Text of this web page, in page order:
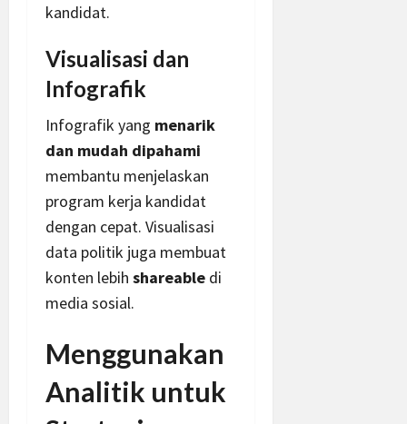
kandidat.
Visualisasi dan
Infografik
Infografik yang menarik
dan mudah dipahami
membantu menjelaskan
program kerja kandidat
dengan cepat. Visualisasi
data politik juga membuat
konten lebih shareable di
media sosial.
Menggunakan
Analitik untuk